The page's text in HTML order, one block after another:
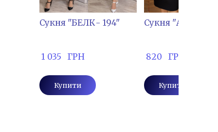
Сукня "БЕЛК- 194"
1 035   ГРН
Купити
Сукня "АЛ-859"
820   ГРН
Купити